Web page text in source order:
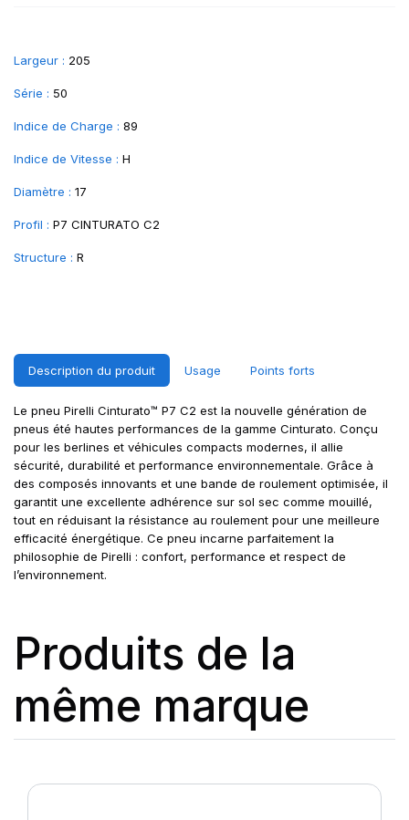
Largeur : 205
Série : 50
Indice de Charge : 89
Indice de Vitesse : H
Diamètre : 17
Profil : P7 CINTURATO C2
Structure : R
Description du produit Usage Points forts
Le pneu Pirelli Cinturato™ P7 C2 est la nouvelle génération de
pneus été hautes performances de la gamme Cinturato. Conçu
pour les berlines et véhicules compacts modernes, il allie
sécurité, durabilité et performance environnementale. Grâce à
des composés innovants et une bande de roulement optimisée, il
garantit une excellente adhérence sur sol sec comme mouillé,
tout en réduisant la résistance au roulement pour une meilleure
efficacité énergétique. Ce pneu incarne parfaitement la
philosophie de Pirelli : confort, performance et respect de
l’environnement.
Produits de la
même marque